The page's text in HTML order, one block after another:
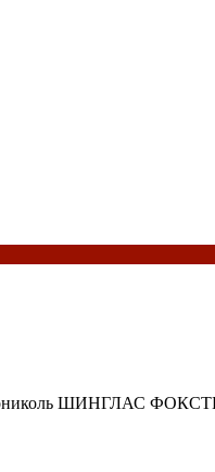
ШИНГЛАС